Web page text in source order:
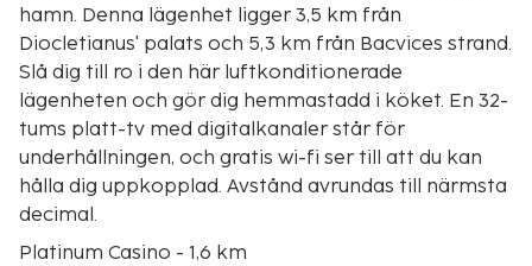
hamn. Denna lägenhet ligger 3,5 km från
Diocletianus' palats och 5,3 km från Bacvices strand.
Slå dig till ro i den här luftkonditionerade
lägenheten och gör dig hemmastadd i köket. En 32-
tums platt-tv med digitalkanaler står för
underhållningen, och gratis wi-fi ser till att du kan
hålla dig uppkopplad. Avstånd avrundas till närmsta
decimal.
Platinum Casino - 1,6 km